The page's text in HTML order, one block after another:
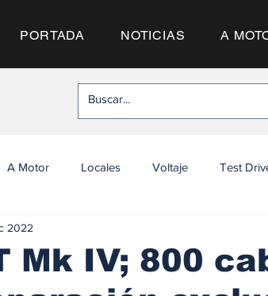
PORTADA NOTICIAS A
A Motor Locales Voltaje Test
Mk IV; 800
2022